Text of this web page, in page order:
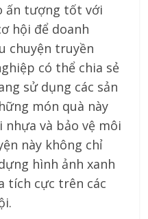
ấn tượng tốt với
hội để doanh
chuyện truyền
có thể chia sẻ
sử dụng các sản
món quà này
và bảo vệ môi
này không chỉ
hình ảnh xanh
tích cực trên các